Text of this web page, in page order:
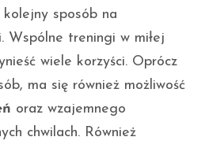
sposób na
Wspólne treningi w miłej
wiele korzyści. Oprócz
ma się również możliwość
oraz wzajemnego
chwilach. Również